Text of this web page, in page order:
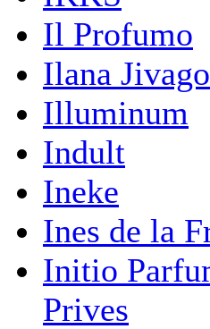
Il Profumo
Ilana Jivago
Illuminum
Indult
Ineke
Ines de la
Initio
Prives